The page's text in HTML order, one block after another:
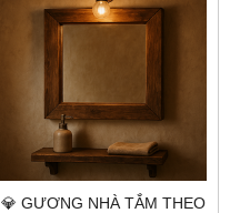
💎 GƯƠNG NHÀ TẮM THEO